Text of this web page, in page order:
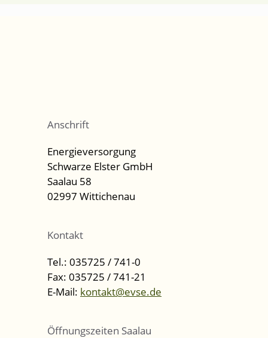
Anschrift
Energieversorgung
Schwarze Elster GmbH
Saalau 58
02997 Wittichenau
Kontakt
Tel.: 035725 / 741-0
Fax: 035725 / 741-21
E-Mail: kontakt@evse.de
Öffnungszeiten Saalau